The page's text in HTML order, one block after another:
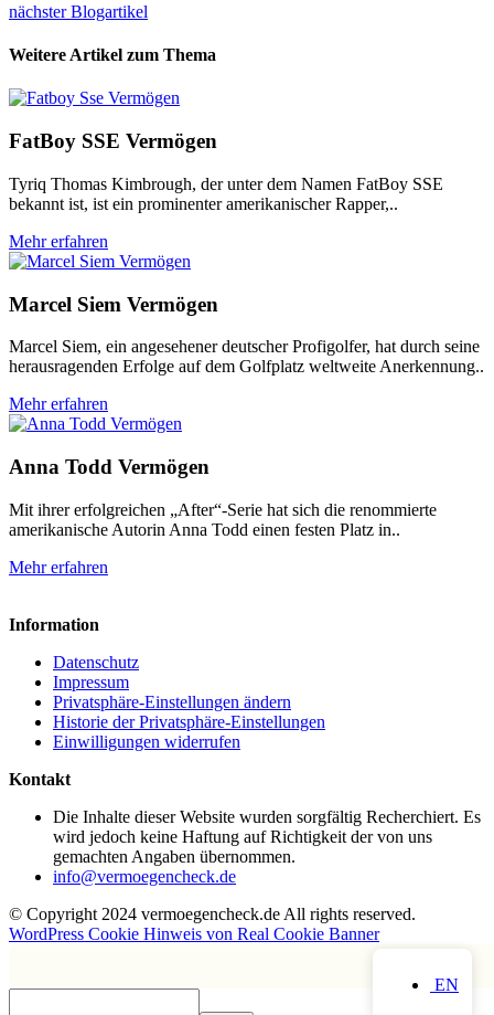
nächster Blogartikel
Weitere Artikel zum Thema
FatBoy SSE Vermögen
Tyriq Thomas Kimbrough, der unter dem Namen FatBoy SSE
bekannt ist, ist ein prominenter amerikanischer Rapper,..
Mehr erfahren
Marcel Siem Vermögen
Marcel Siem, ein angesehener deutscher Profigolfer, hat durch seine
herausragenden Erfolge auf dem Golfplatz weltweite Anerkennung..
Mehr erfahren
Anna Todd Vermögen
Mit ihrer erfolgreichen „After“-Serie hat sich die renommierte
amerikanische Autorin Anna Todd einen festen Platz in..
Mehr erfahren
Information
Datenschutz
Impressum
Privatsphäre-Einstellungen ändern
Historie der Privatsphäre-Einstellungen
Einwilligungen widerrufen
Kontakt
Die Inhalte dieser Website wurden sorgfältig Recherchiert. Es
wird jedoch keine Haftung auf Richtigkeit der von uns
gemachten Angaben übernommen.
info@vermoegencheck.de
© Copyright 2024 vermoegencheck.de All rights reserved.
EN
WordPress Cookie Hinweis von Real Cookie Banner